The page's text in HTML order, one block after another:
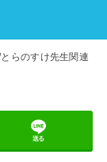
とらのすけ先生関連
送る